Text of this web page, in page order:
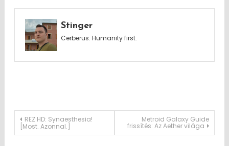
Stinger
Cerberus. Humanity first.
Post
REZ HD: Synaesthesia!
[Most. Azonnal.]
Metroid Galaxy Guide
frissítés: Az Aether világa